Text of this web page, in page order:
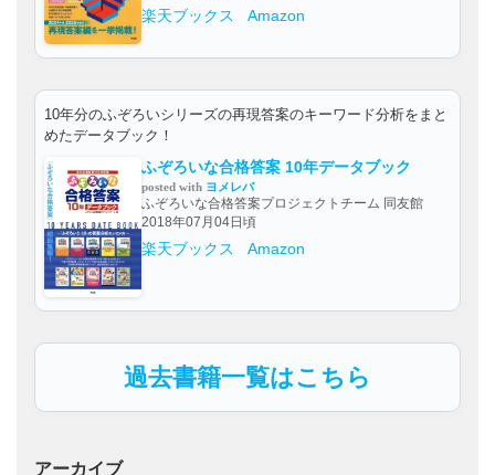
楽天ブックス Amazon
10年分のふぞろいシリーズの再現答案のキーワード分析をまと
めたデータブック！
ふぞろいな合格答案 10年データブック
posted with ヨメレバ
ふぞろいな合格答案プロジェクトチーム 同友館
2018年07月04日頃
楽天ブックス Amazon
過去書籍一覧はこちら
アーカイブ